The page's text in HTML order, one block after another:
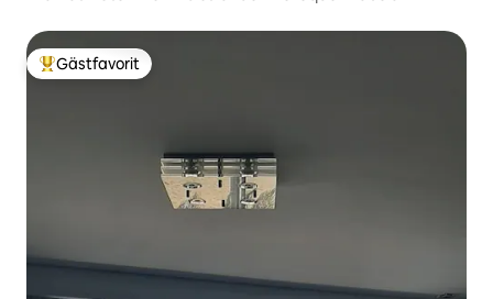
Populär gästfavorit
Gästfavorit